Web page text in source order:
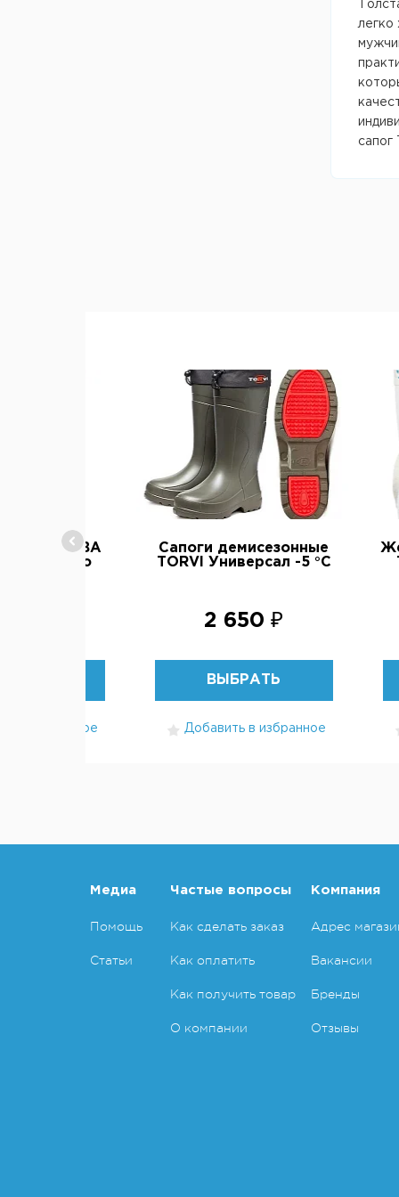
легко
ЭВА
Expert Pro
в избранное
Сапоги демисезонные
TORVI Универсал -5 °C
2 650 ₽
ВЫБРАТЬ
Добавить в избранное
Медиа
Помощь
Статьи
Частые вопросы
Как сделать заказ
Как оплатить
Как получить товар
О компании
Компания
Адрес
Вакансии
Бренды
Отзывы